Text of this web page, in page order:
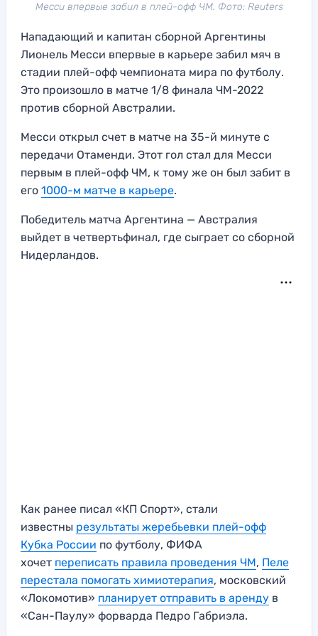
Месси впервые забил в плей-офф ЧМ. Фото: Reuters
Нападающий и капитан сборной Аргентины
Лионель Месси впервые в карьере забил мяч в
стадии плей-офф чемпионата мира по футболу.
Это произошло в матче 1/8 финала ЧМ-2022
против сборной Австралии.
Месси открыл счет в матче на 35-й минуте с
передачи Отаменди. Этот гол стал для Месси
первым в плей-офф ЧМ, к тому же он был забит в
его 1000-м матче в карьере.
Победитель матча Аргентина — Австралия
выйдет в четвертьфинал, где сыграет со сборной
Нидерландов.
Как ранее писал «КП Спорт», стали
известны результаты жеребьевки плей-офф
Кубка России по футболу, ФИФА
хочет переписать правила проведения ЧМ, Пеле
перестала помогать химиотерапия, московский
«Локомотив» планирует отправить в аренду в
«Сан-Паулу» форварда Педро Габриэла.